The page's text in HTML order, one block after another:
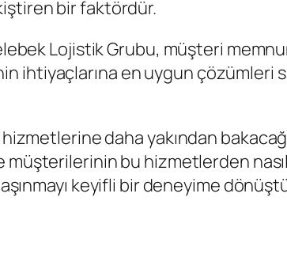
bir faktördür.
Lojistik Grubu, müşteri
ihtiyaçlarına en uygun çözümleri
daha yakından
müşterilerinin bu hizmetlerden nasıl
keyifli bir deneyime